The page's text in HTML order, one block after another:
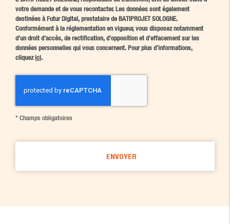
votre demande et de vous recontacter. Les données sont également
destinées à Futur Digital, prestataire de BATIPROJET SOLOGNE.
Conformément à la réglementation en vigueur, vous disposez notamment
d'un droit d'accès, de rectification, d'opposition et d'effacement sur les
données personnelles qui vous concernent. Pour plus d’informations,
cliquez ici.
* Champs obligatoires